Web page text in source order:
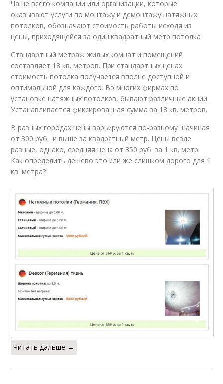
Чаще всего компании или организации, которые
оказывают услуги по монтажу и демонтажу натяжных
потолков, обозначают стоимость работы исходя из
цены, приходящейся за один квадратный метр потолка
Стандартный метраж жилых комнат и помещений
составляет 18 кв. метров. При стандартных ценах
стоимость потолка получается вполне доступной и
оптимальной для каждого. Во многих фирмах по
установке натяжных потолков, бывают различные акции.
Устанавливается фиксированная сумма за 18 кв. метров.
В разных городах цены варьируются по-разному начиная
от 300 руб . и выше за квадратный метр. Цены везде
разные, однако, средняя цена от 350 руб. за 1 кв. метр.
Как определить дешево это или же слишком дорого для 1
кв. метра?
Читать дальше →